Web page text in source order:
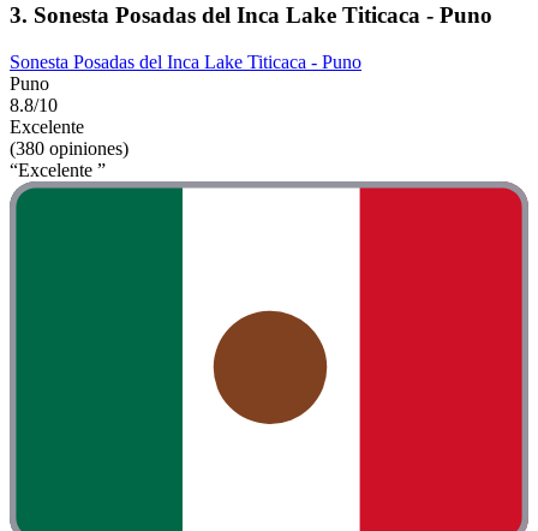
3. Sonesta Posadas del Inca Lake Titicaca - Puno
Sonesta Posadas del Inca Lake Titicaca - Puno
Puno
8.8/10
Excelente
(380 opiniones)
“Excelente ”